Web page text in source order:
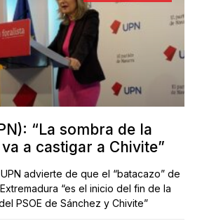
“La sombra de la
a castigar a Chivite”
advierte de que el “batacazo” de
“es el inicio del fin de la
PSOE de Sánchez y Chivite”